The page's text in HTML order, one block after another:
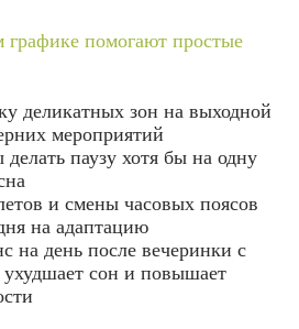
графике помогают простые
деликатных зон на выходной
мероприятий
паузу хотя бы на одну
и смены часовых поясов
на адаптацию
на день после вечеринки с
ухудшает сон и повышает